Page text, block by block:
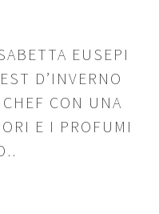
EUSEPI
D’INVERNO
CON UNA
E I PROFUMI